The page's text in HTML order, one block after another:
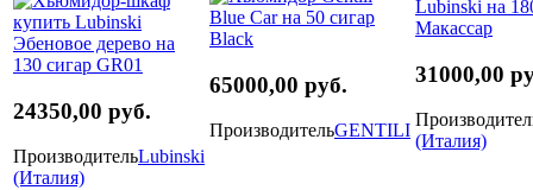
24350,00 руб.
ПроизводительLubinski
(Италия)
65000,00 руб.
ПроизводительGENTILI
31000,00
(Италия)